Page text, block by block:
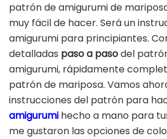
patrón de amigurumi de
muy fácil de hacer. Será un
amigurumi para principiantes.
detalladas paso a pasodel
amigurumi, rápidamente
patrón de mariposa. Vamos
instrucciones del patrón para
amigurumi hecho a mano para
me gustaron las opciones de